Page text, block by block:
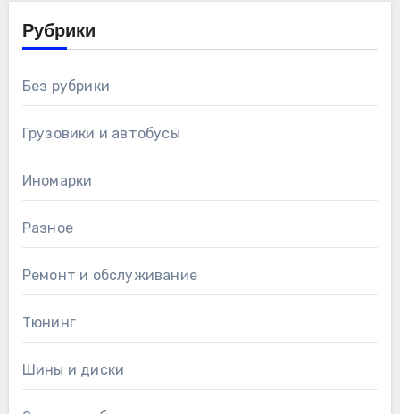
Рубрики
Без рубрики
Грузовики и автобусы
Иномарки
Разное
Ремонт и обслуживание
Тюнинг
Шины и диски